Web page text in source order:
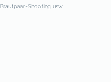
Shooting usw.